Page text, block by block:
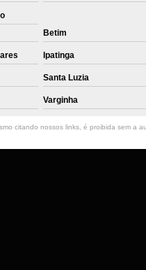
Betim
Ipatinga
Santa Luzia
Varginha
citando nossos links, é proibida sem a